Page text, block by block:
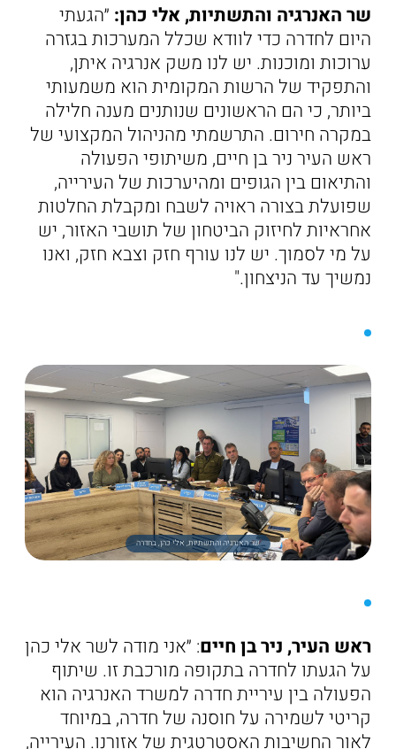
שר האנרגיה והתשתיות, אלי כהן: ״הגעתי
היום לחדרה כדי לוודא שכלל המערכות בגזרה
ערוכות ומוכנות. יש לנו משק אנרגיה איתן,
והתפקיד של הרשות המקומית הוא משמעותי
ביותר, כי הם הראשונים שנותנים מענה חלילה
במקרה חירום. התרשמתי מהניהול המקצועי של
ראש העיר ניר בן חיים, משיתופי הפעולה
והתיאום בין הגופים ומהיערכות של העירייה,
שפועלת בצורה ראויה לשבח ומקבלת החלטות
אחראיות לחיזוק הביטחון של תושבי האזור, יש
על מי לסמוך. יש לנו עורף חזק וצבא חזק, ואנו
נמשיך עד הניצחון."
שר האנרגיה והתשתיות, אלי כהן, בחדרה
ראש העיר, ניר בן חיים: ״אני מודה לשר אלי כהן
על הגעתו לחדרה בתקופה מורכבת זו. שיתוף
הפעולה בין עיריית חדרה למשרד האנרגיה הוא
קריטי לשמירה על חוסנה של חדרה, במיוחד
לאור החשיבות האסטרטגית של אזורנו. העירייה,